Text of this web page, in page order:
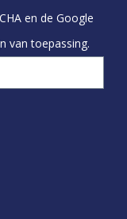
en de Google
van toepassing.